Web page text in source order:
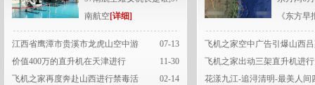
南航空[详细]
07-13
江西省鹰潭市贵溪市龙虎山空中游
11-30
价值400万的直升机在天津进行
02-14
飞机之家再度奔赴山西进行禁毒活
《东方早
飞机之家空中广告引爆山西
飞机之家出动三架直升机进
花漾九江-追浔清明-最美人间